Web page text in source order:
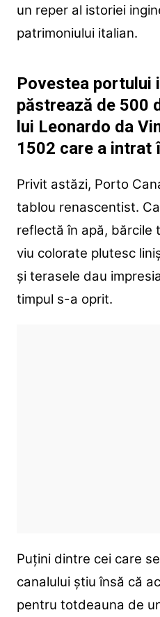
un reper al istoriei
patrimoniului italian.
Povestea portului
păstrează de 500
lui Leonardo da
1502 care a intrat
Privit astăzi, Porto
tablou renascentist.
reflectă în apă, bărcile
viu colorate plutesc
și terasele dau
timpul s-a oprit.
Puțini dintre cei care
canalului știu însă că
pentru totdeauna de